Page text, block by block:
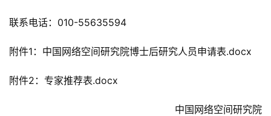
联系电话：010-55635594
附件1：中国网络空间研究院博士后研究人员申请表.docx
附件2：专家推荐表.docx
中国网络空间研究院